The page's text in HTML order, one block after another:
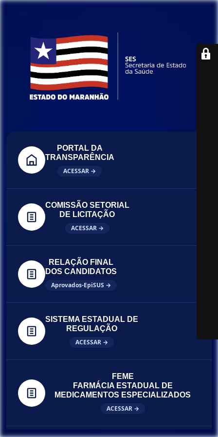
PORTAL DA
TRANSPARÊNCIA
ACESSAR →
COMISSÃO SETORIAL
DE LICITAÇÃO
ACESSAR →
RELAÇÃO FINAL
DOS CANDIDATOS
Aprovados-EpiSUS →
SISTEMA ESTADUAL DE
REGULAÇÃO
ACESSAR →
FEME
FARMÁCIA ESTADUAL DE
MEDICAMENTOS ESPECIALIZADOS
ACESSAR →